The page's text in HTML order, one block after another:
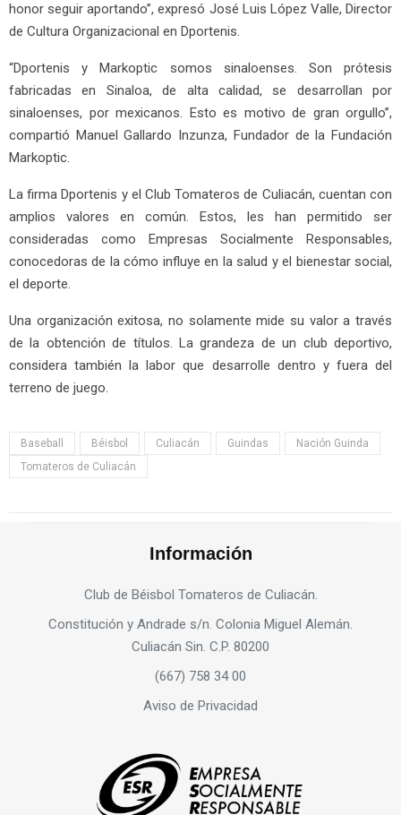
honor seguir aportando”, expresó José Luis López Valle, Director
de Cultura Organizacional en Dportenis.
“Dportenis y Markoptic somos sinaloenses. Son prótesis
fabricadas en Sinaloa, de alta calidad, se desarrollan por
sinaloenses, por mexicanos. Esto es motivo de gran orgullo”,
compartió Manuel Gallardo Inzunza, Fundador de la Fundación
Markoptic.
La firma Dportenis y el Club Tomateros de Culiacán, cuentan con
amplios valores en común. Estos, les han permitido ser
consideradas como Empresas Socialmente Responsables,
conocedoras de la cómo influye en la salud y el bienestar social,
el deporte.
Una organización exitosa, no solamente mide su valor a través
de la obtención de títulos. La grandeza de un club deportivo,
considera también la labor que desarrolle dentro y fuera del
terreno de juego.
Baseball Béisbol Culiacán Guindas
Nación Guinda
Tomateros de Culiacán
Información
Club de Béisbol Tomateros de Culiacán.
Constitución y Andrade s/n. Colonia Miguel Alemán.
Culiacán Sin. C.P. 80200
(667) 758 34 00
Aviso de Privacidad